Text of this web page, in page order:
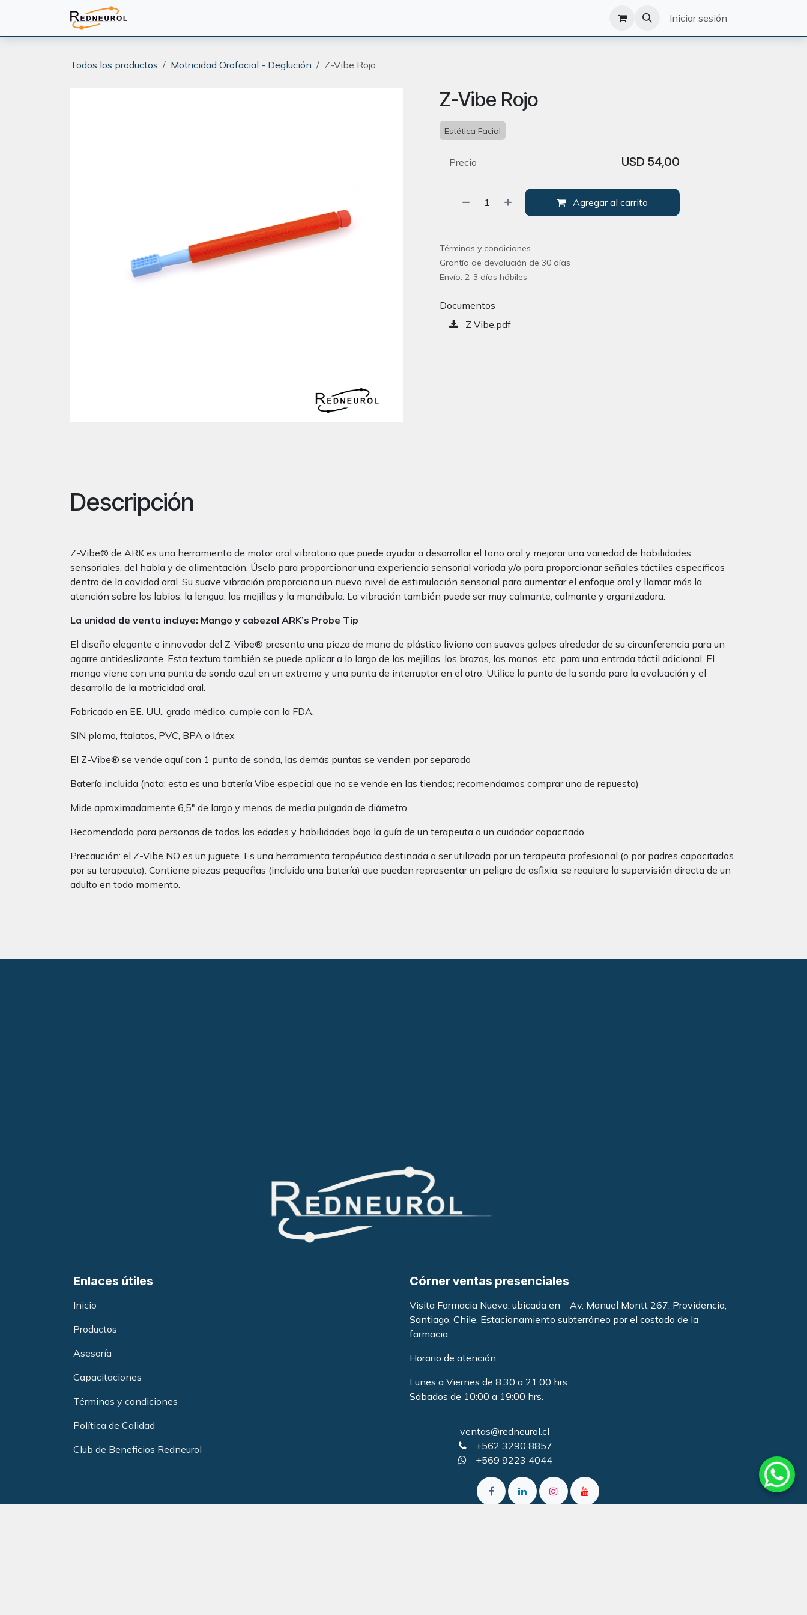
Iniciar sesión
Todos los productos Motricidad Orofacial - Deglución Z-Vibe Rojo
Z-Vibe Rojo
Estética Facial
Agregar al carrito
Precio USD 54,00
Términos y condiciones
Grantía de devolución de 30 días
Envío: 2-3 días hábiles
Documentos
Z Vibe.pdf
Descripción
Z-Vibe® de ARK es una herramienta de motor oral vibratorio que puede ayudar a desarrollar el tono oral y mejorar una variedad de habilidades
sensoriales, del habla y de alimentación. Úselo para proporcionar una experiencia sensorial variada y/o para proporcionar señales táctiles específicas
dentro de la cavidad oral. Su suave vibración proporciona un nuevo nivel de estimulación sensorial para aumentar el enfoque oral y llamar más la
atención sobre los labios, la lengua, las mejillas y la mandíbula. La vibración también puede ser muy calmante, calmante y organizadora.
La unidad de venta incluye: Mango y cabezal ARK’s Probe Tip
El diseño elegante e innovador del Z-Vibe® presenta una pieza de mano de plástico liviano con suaves golpes alrededor de su circunferencia para un
agarre antideslizante. Esta textura también se puede aplicar a lo largo de las mejillas, los brazos, las manos, etc. para una entrada táctil adicional. El
mango viene con una punta de sonda azul en un extremo y una punta de interruptor en el otro. Utilice la punta de la sonda para la evaluación y el
desarrollo de la motricidad oral.
Fabricado en EE. UU., grado médico, cumple con la FDA.
SIN plomo, ftalatos, PVC, BPA o látex
El Z-Vibe® se vende aquí con 1 punta de sonda, las demás puntas se venden por separado
Batería incluida (nota: esta es una batería Vibe especial que no se vende en las tiendas; recomendamos comprar una de repuesto)
Mide aproximadamente 6,5″ de largo y menos de media pulgada de diámetro
Recomendado para personas de todas las edades y habilidades bajo la guía de un terapeuta o un cuidador capacitado
Precaución: el Z-Vibe NO es un juguete. Es una herramienta terapéutica destinada a ser utilizada por un terapeuta profesional (o por padres capacitados
por su terapeuta). Contiene piezas pequeñas (incluida una batería) que pueden representar un peligro de asfixia: se requiere la supervisión directa de un
adulto en todo momento.
ventas@redneurol.cl
+562 3290 8857
+569 9223 4044
Córner ventas presenciales
Visita Farmacia Nueva, ubicada en Av. Manuel Montt 267, Providencia,
Santiago, Chile. Estacionamiento subterráneo por el costado de la
farmacia
Horario de atención:
Lunes a Viernes de 8:30 a 21:00 hrs.
Sábados de 10:00 a 19:00 hrs.
Enlaces útiles
Inicio
Productos
Asesoría
Capacitaciones
Términos y condiciones
Política de Calidad
Club de Beneficios Redneurol